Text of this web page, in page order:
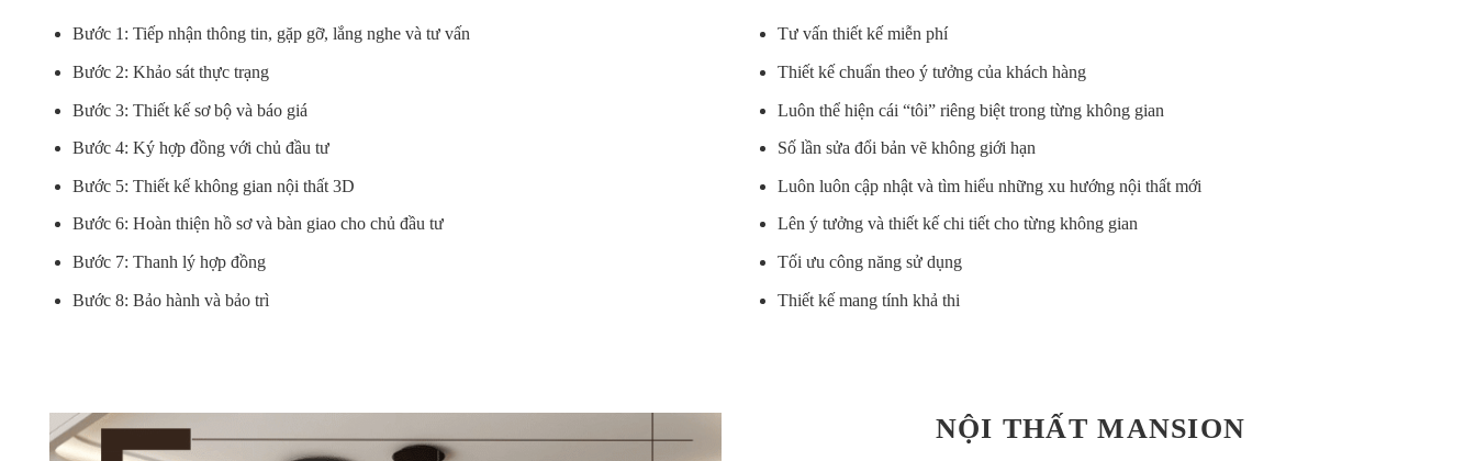
Bước 1: Tiếp nhận thông tin, gặp gỡ, lắng nghe và tư vấn
Bước 2: Khảo sát thực trạng
Bước 3: Thiết kế sơ bộ và báo giá
Bước 4: Ký hợp đồng với chủ đầu tư
Bước 5: Thiết kế không gian nội thất 3D
Bước 6: Hoàn thiện hồ sơ và bàn giao cho chủ đầu tư
Bước 7: Thanh lý hợp đồng
Bước 8: Bảo hành và bảo trì
Tư vấn thiết kế miễn phí
Thiết kế chuẩn theo ý tưởng của khách hàng
Luôn thể hiện cái “tôi” riêng biệt trong từng không gian
Số lần sửa đổi bản vẽ không giới hạn
Luôn luôn cập nhật và tìm hiểu những xu hướng nội thất mới
Lên ý tưởng và thiết kế chi tiết cho từng không gian
Tối ưu công năng sử dụng
Thiết kế mang tính khả thi
NỘI THẤT MANSION